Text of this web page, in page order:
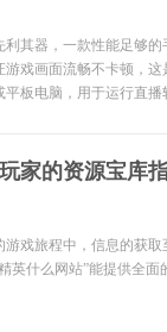
其器，一款性能足够
戏画面流畅不卡顿，
板电脑，用于运行直
家的资源宝库
戏旅程中，信息的获
英什么网站”能提供全